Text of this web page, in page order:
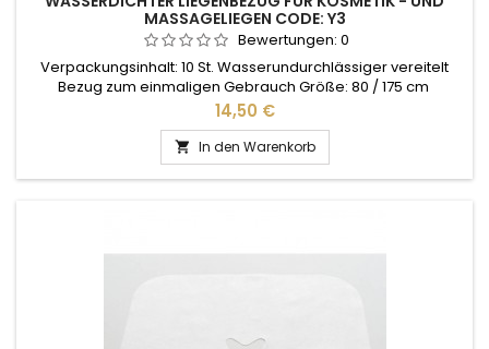
MASSAGELIEGEN CODE: Y3
Bewertungen: 0
Verpackungsinhalt: 10 St. Wasserundurchlässiger vereitelt
Bezug zum einmaligen Gebrauch Größe: 80 / 175 cm
Preis
14,50 €
 In den Warenkorb